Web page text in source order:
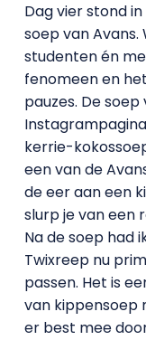
Dag vier stond
soep van
studenten én
fenomeen en
pauzes. De
kerrie-
een van de
de eer aan een
slurp je van een
Na de soep had
Twixreep nu
passen. Het is
van kippensoep
er best mee